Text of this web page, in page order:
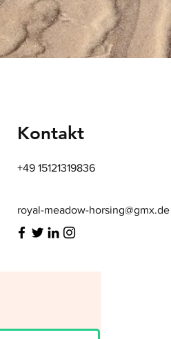
Kontakt
+49 15121319836
royal-meadow-horsing@gmx.de